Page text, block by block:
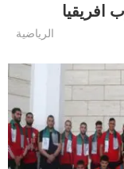
افريقيا
الرياضية